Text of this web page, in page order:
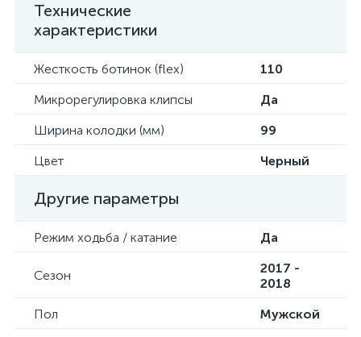
Технические
характеристики
Жесткость ботинок (flex)
110
Микрорегулировка клипсы
Да
Ширина колодки (мм)
99
Цвет
Черный
Другие параметры
Режим ходьба / катание Да
Сезон
2017 -
2018
Пол
Мужской